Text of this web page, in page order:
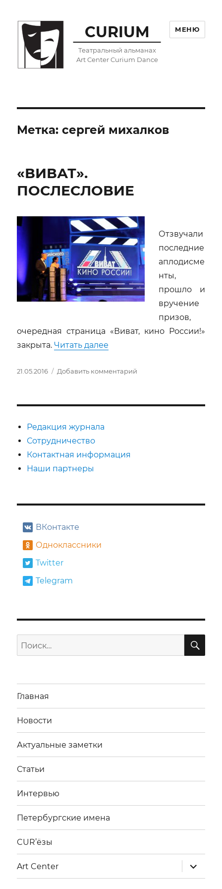
CURIUM
Театральный альманах
Art Center Curium Dance
МЕНЮ
Метка:сергей михалков
«ВИВАТ».
ПОСЛЕСЛОВИЕ
Отзвучали
последние
аплодисме
нты,
прошло и
вручение
призов,
очередная страница «Виват, кино России!»
закрыта. Читать далее
Опубликовано
21.05.2016 Добавить комментарий
Редакция журнала
Сотрудничество
Контактная информация
Наши партнеры
ВКонтакте
Одноклассники
Twitter
Telegram
Искать:
Главная
Новости
Актуальные заметки
Статьи
Интервью
Петербургские имена
CUR’ёзы
Art Center
меню